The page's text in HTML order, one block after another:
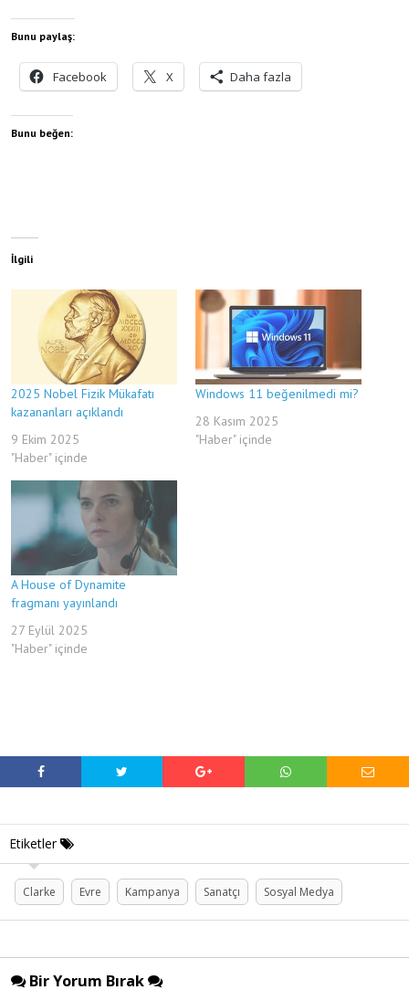
Bunu paylaş:
Facebook X Daha fazla
Bunu beğen:
İlgili
2025 Nobel Fizik Mükafatı
kazananları açıklandı
9 Ekim 2025
"Haber" içinde
Windows 11 beğenilmedi mi?
28 Kasım 2025
"Haber" içinde
A House of Dynamite
fragmanı yayınlandı
27 Eylül 2025
"Haber" içinde
Etiketler
Clarke Evre Kampanya Sanatçı Sosyal Medya
Bir Yorum Bırak